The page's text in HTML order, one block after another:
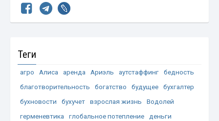
Теги
агро Алиса аренда Ариэль аутстаффинг
бедность
благотворительность
богатство будущее
бухгалтер
бухновости
бухучет взрослая жизнь
Водолей
герменевтика
глобальное потепление
деньги